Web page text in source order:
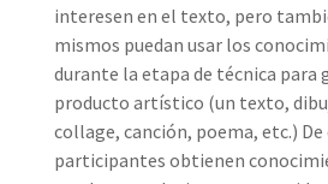
interesen en el texto, pero
mismos puedan usar los
durante la etapa de técnica para
producto artístico (un texto,
collage, canción, poema, etc.)
participantes obtienen